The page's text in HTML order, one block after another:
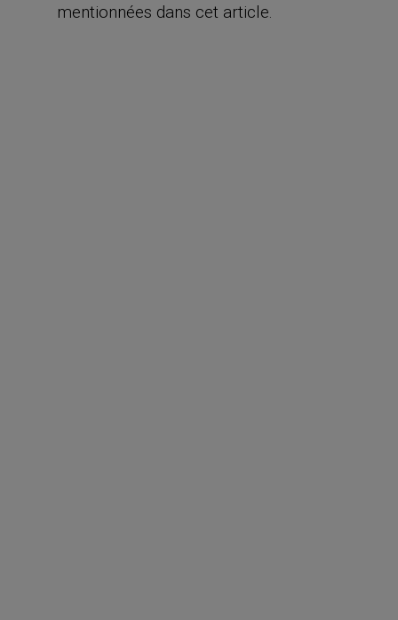
mentionnées dans cet article.